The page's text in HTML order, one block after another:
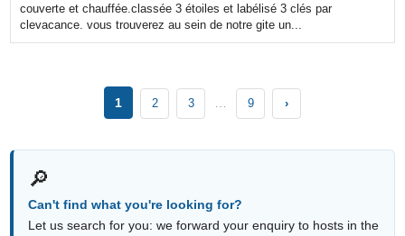
couverte et chauffée.classée 3 étoiles et labélisé 3 clés par
clevacance. vous trouverez au sein de notre gite un...
1 2 3 9 ›
🔎
Can't find what you're looking for?
Let us search for you: we forward your enquiry to hosts in the